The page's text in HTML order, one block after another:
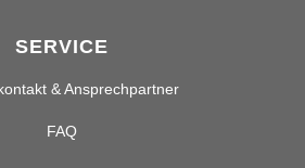
SERVICE
& Ansprechpartner
FAQ